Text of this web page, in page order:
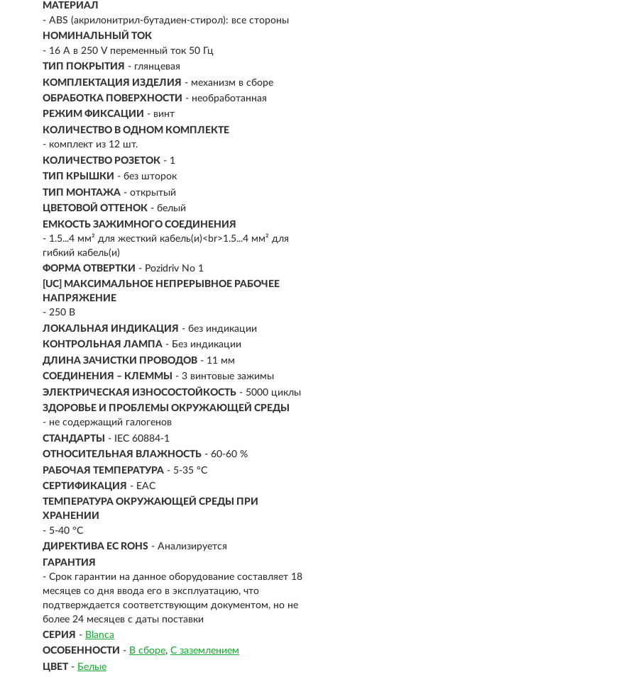
МАТЕРИАЛ
- ABS (акрилонитрил-бутадиен-стирол): все стороны
НОМИНАЛЬНЫЙ ТОК
- 16 A в 250 V переменный ток 50 Гц
ТИП ПОКРЫТИЯ - глянцевая
КОМПЛЕКТАЦИЯ ИЗДЕЛИЯ - механизм в сборе
ОБРАБОТКА ПОВЕРХНОСТИ - необработанная
РЕЖИМ ФИКСАЦИИ - винт
КОЛИЧЕСТВО В ОДНОМ КОМПЛЕКТЕ
- комплект из 12 шт.
КОЛИЧЕСТВО РОЗЕТОК - 1
ТИП КРЫШКИ - без шторок
ТИП МОНТАЖА - открытый
ЦВЕТОВОЙ ОТТЕНОК - белый
ЕМКОСТЬ ЗАЖИМНОГО СОЕДИНЕНИЯ
- 1.5...4 мм² для жесткий кабель(и)<br>1.5...4 мм² для
гибкий кабель(и)
ФОРМА ОТВЕРТКИ - Pozidriv No 1
[UC] МАКСИМАЛЬНОЕ НЕПРЕРЫВНОЕ РАБОЧЕЕ
НАПРЯЖЕНИЕ
- 250 В
ЛОКАЛЬНАЯ ИНДИКАЦИЯ - без индикации
КОНТРОЛЬНАЯ ЛАМПА - Без индикации
ДЛИНА ЗАЧИСТКИ ПРОВОДОВ - 11 мм
СОЕДИНЕНИЯ – КЛЕММЫ
- 3 винтовые зажимы
ЭЛЕКТРИЧЕСКАЯ ИЗНОСОСТОЙКОСТЬ - 5000 циклы
ЗДОРОВЬЕ И ПРОБЛЕМЫ ОКРУЖАЮЩЕЙ СРЕДЫ
- не содержащий галогенов
СТАНДАРТЫ
- IEC 60884-1
ОТНОСИТЕЛЬНАЯ ВЛАЖНОСТЬ - 60-60 %
РАБОЧАЯ ТЕМПЕРАТУРА - 5-35 °C
СЕРТИФИКАЦИЯ - EAC
ТЕМПЕРАТУРА ОКРУЖАЮЩЕЙ СРЕДЫ ПРИ
ХРАНЕНИИ
- 5-40 °C
ДИРЕКТИВА EC ROHS - Анализируется
ГАРАНТИЯ
- Срок гарантии на данное оборудование составляет 18
месяцев со дня ввода его в эксплуатацию, что
подтверждается соответствующим документом, но не
более 24 месяцев с даты поставки
СЕРИЯ - Blanca
ОСОБЕННОСТИ - В сборе С заземлением
ЦВЕТ - Белые